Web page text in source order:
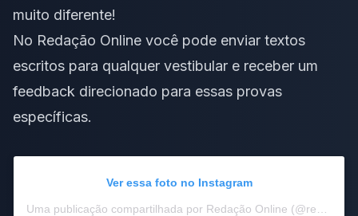
muito diferente!
No Redação Online você pode enviar textos
escritos para qualquer vestibular e receber um
feedback direcionado para essas provas
específicas.
Ver essa foto no Instagram